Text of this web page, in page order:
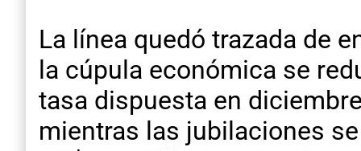
La línea quedó trazada de
la cúpula económica se
tasa dispuesta en
mientras las jubilaciones